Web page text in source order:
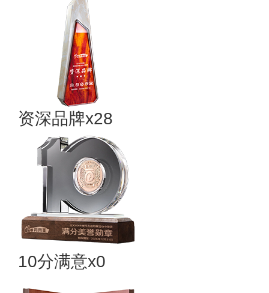
资深品牌x28
10分满意x0